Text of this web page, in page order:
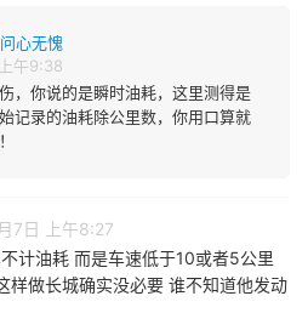
问心无愧
午9:38
，你说的是瞬时油耗，这里测得是
记录的油耗除公里数，你用口算就
7日 上午8:27
计油耗 而是车速低于10或者5公里
样做长城确实没必要 谁不知道他发动